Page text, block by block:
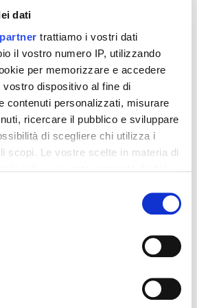
dati
trattiamo i vostri dati
il vostro numero IP, utilizzando
per memorizzare e accedere
dispositivo al fine di
contenuti personalizzati, misurare
ricercare il pubblico e sviluppare
di scegliere chi utilizza i
scopi. Le vostre scelte in materia di
il proprio consenso in qualsiasi
sui cookie o facendo clic
sulla tua posizione
un'approssimazione di qualche
21
Integratori per dimagrire
Amin 21 K neutro